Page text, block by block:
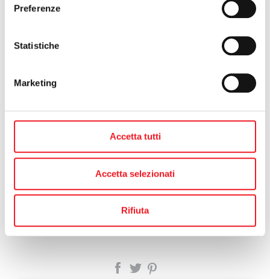
Preferenze
Statistiche
Marketing
Accetta tutti
Accetta selezionati
Rifiuta
precedente:torna il cano camp!
calendario eventi